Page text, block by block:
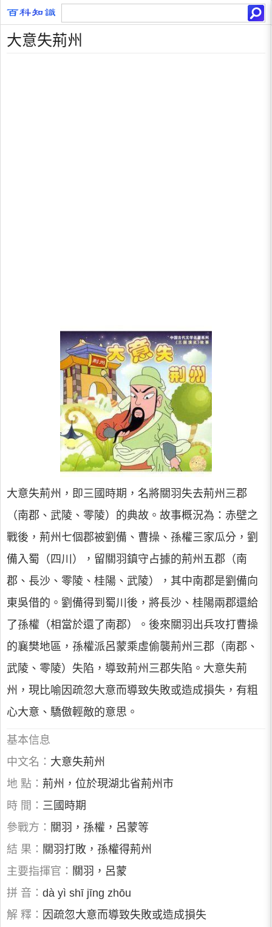
大意失荊州
大意失荊州，即三國時期，名將關羽失去荊州三郡
（南郡、武陵、零陵）的典故。故事概況為：赤壁之
戰後，荊州七個郡被劉備、曹操、孫權三家瓜分，劉
備入蜀（四川），留關羽鎮守占據的荊州五郡（南
郡、長沙、零陵、桂陽、武陵），其中南郡是劉備向
東吳借的。劉備得到蜀川後，將長沙、桂陽兩郡還給
了孫權（相當於還了南郡）。後來關羽出兵攻打曹操
的襄樊地區，孫權派呂蒙乘虛偷襲荊州三郡（南郡、
武陵、零陵）失陷，導致荊州三郡失陷。大意失荊
州，現比喻因疏忽大意而導致失敗或造成損失，有粗
心大意、驕傲輕敵的意思。
基本信息
中文名： 大意失荊州
地 點： 荊州，位於現湖北省荊州市
時 間： 三國時期
參戰方： 關羽，孫權，呂蒙等
結 果： 關羽打敗，孫權得荊州
主要指揮官： 關羽，呂蒙
拼 音： dà yì shī jīng zhōu
解 釋： 因疏忽大意而導致失敗或造成損失